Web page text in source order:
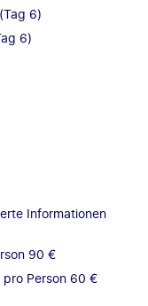
6)
6)
Informationen
90 €
pro Person 60 €